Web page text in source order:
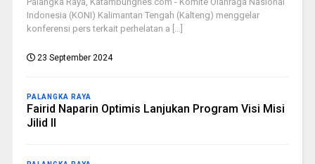
Indonesia (KONI) Kalimantan Tengah (Kalteng) menggelar
konferensi pers terkait perhelatan a [...]
23 September 2024
PALANGKA RAYA
Fairid Naparin Optimis Lanjukan Program Visi Misi
Jilid II